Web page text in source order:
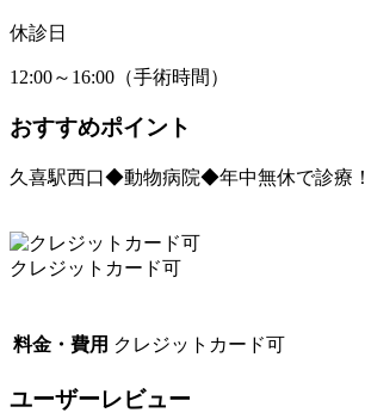
休診日
12:00～16:00（手術時間）
おすすめポイント
久喜駅西口◆動物病院◆年中無休で診療！
クレジットカード可
料金・費用 クレジットカード可
ユーザーレビュー